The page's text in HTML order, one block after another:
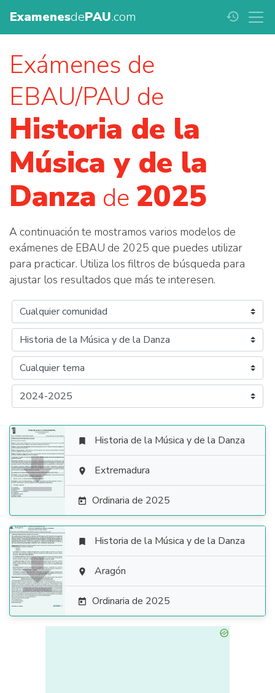
ExamenesdePAU.com history
Exámenes de
EBAU/PAU de
Historia de la
Música y de la
Danza de 2025
A continuación te mostramos varios modelos de
exámenes de EBAU de 2025 que puedes utilizar
para practicar. Utiliza los filtros de búsqueda para
ajustar los resultados que más te interesen.

 Historia de la Música y de la Danza
 Extremadura
 Ordinaria de 2025

 Historia de la Música y de la Danza
 Aragón
 Ordinaria de 2025